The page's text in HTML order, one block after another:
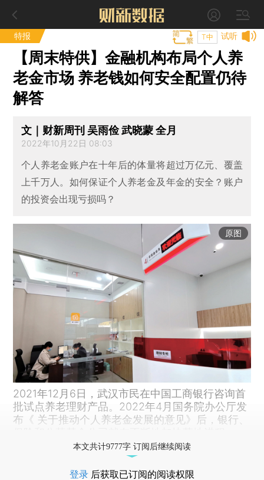
特报 试听
T中
【周末特供】金融机构布局个人养
老金市场 养老钱如何安全配置仍待
解答
文｜财新周刊 吴雨俭 武晓蒙 全月
2022年10月22日 08:03
个人养老金账户在十年后的体量将超过万亿元、覆盖
上千万人。如何保证个人养老金及年金的安全？账户
的投资会出现亏损吗？
原图
2021年12月6日，武汉市民在中国工商银行咨询首
批试点养老理财产品。2022年4月国务院办公厅发
布《 关于推动个人养老金发展的意见》后，银行、
本文共计9777字 订阅后继续阅读
登录 后获取已订阅的阅读权限